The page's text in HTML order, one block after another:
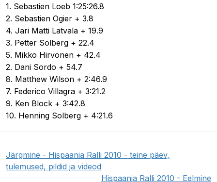
1. Sebastien Loeb 1:25:26.8
2. Sebastien Ogier + 3.8
4. Jari Matti Latvala + 19.9
3. Petter Solberg + 22.4
5. Mikko Hirvonen + 42.4
2. Dani Sordo + 54.7
8. Matthew Wilson + 2:46.9
7. Federico Villagra + 3:21.2
9. Ken Block + 3:42.8
10. Henning Solberg + 4:21.6
Järgmine - Hispaania Ralli 2010 - teine päev,
tulemused, pildid ja videod
Hispaania Ralli 2010 - Eelmine